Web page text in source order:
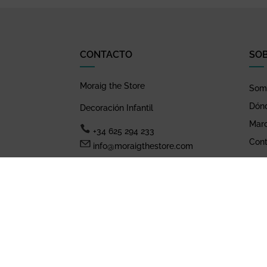
CONTACTO
Moraig the Store
Decoración Infantil
+34 625 294 233
info@moraigthestore.com